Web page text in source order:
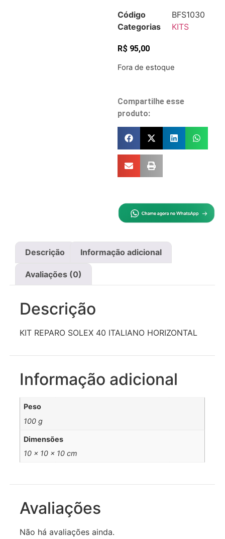
Código
BFS1030
Categorias
KITS
R$ 95,00
Fora de estoque
Compartilhe esse
produto:
Descrição Informação adicional
Avaliações (0)
Descrição
KIT REPARO SOLEX 40 ITALIANO HORIZONTAL
Informação adicional
Peso
100 g
Dimensões
10 × 10 × 10 cm
Avaliações
Não há avaliações ainda.